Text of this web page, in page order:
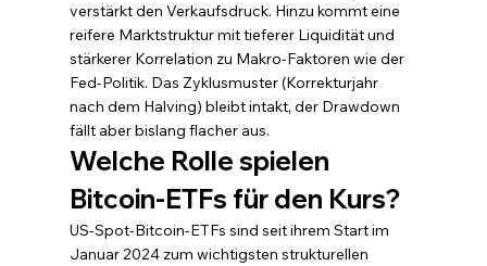
verstärkt den Verkaufsdruck. Hinzu kommt eine
reifere Marktstruktur mit tieferer Liquidität und
stärkerer Korrelation zu Makro-Faktoren wie der
Fed-Politik. Das Zyklusmuster (Korrekturjahr
nach dem Halving) bleibt intakt, der Drawdown
fällt aber bislang flacher aus.
Welche Rolle spielen
Bitcoin-ETFs für den Kurs?
US-Spot-Bitcoin-ETFs sind seit ihrem Start im
Januar 2024 zum wichtigsten strukturellen